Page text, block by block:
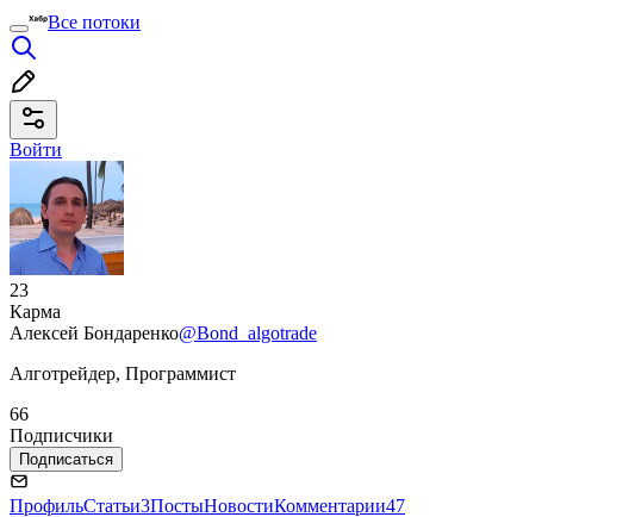
Все потоки
Войти
23
Карма
Алексей Бондаренко@Bond_algotrade
Алготрейдер, Программист
66
Подписчики
Подписаться
ПрофильСтатьи3ПостыНовостиКомментарии47